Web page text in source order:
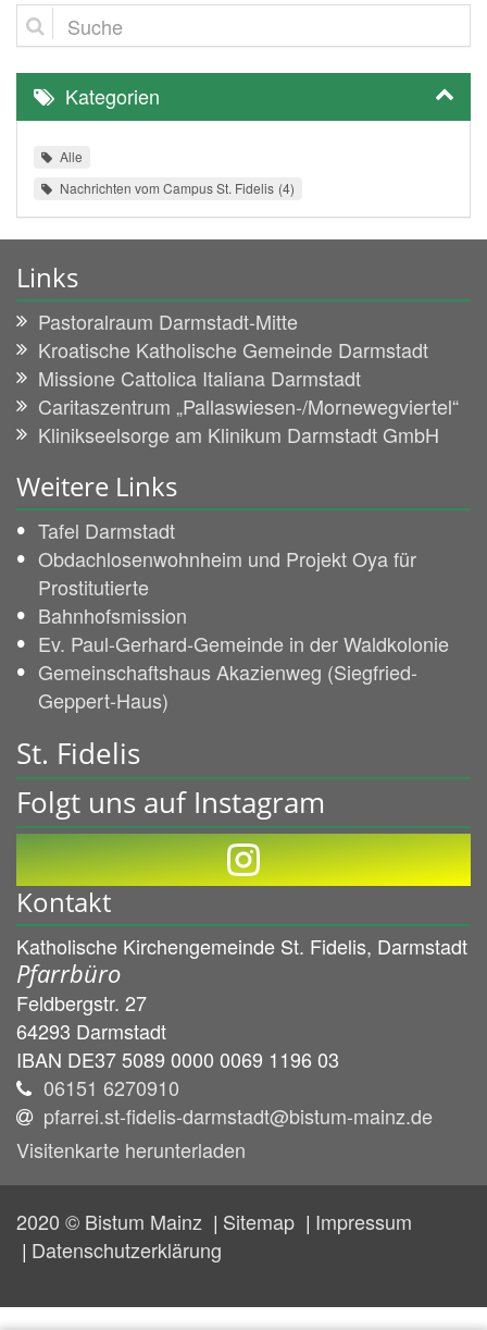
Suche
Kategorien
Alle
Nachrichten vom Campus St. Fidelis 4
Links
Pastoralraum Darmstadt-Mitte
Kroatische Katholische Gemeinde Darmstadt
Missione Cattolica Italiana Darmstadt
Caritaszentrum „Pallaswiesen-/Mornewegviertel“
Klinikseelsorge am Klinikum Darmstadt GmbH
Weitere Links
Tafel Darmstadt
Obdachlosenwohnheim und Projekt Oya für
Prostitutierte
Bahnhofsmission
Ev. Paul-Gerhard-Gemeinde in der Waldkolonie
Gemeinschaftshaus Akazienweg (Siegfried-
Geppert-Haus)
St. Fidelis
Folgt uns auf Instagram
Kontakt
Katholische Kirchengemeinde St. Fidelis, Darmstadt
Pfarrbüro
Feldbergstr. 27
64293 Darmstadt
IBAN DE37 5089 0000 0069 1196 03
06151 6270910
pfarrei.st-fidelis-darmstadt@bistum-mainz.de
Visitenkarte herunterladen
2020 © Bistum Mainz Sitemap
Impressum
Datenschutzerklärung